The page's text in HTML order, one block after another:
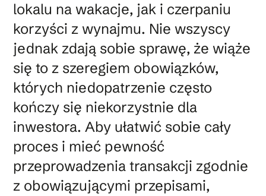
lokalu na wakacje, jak i czerpaniu
korzyści z wynajmu. Nie wszyscy
jednak zdają sobie sprawę, że wiąże
się to z szeregiem obowiązków,
których niedopatrzenie często
kończy się niekorzystnie dla
inwestora. Aby ułatwić sobie cały
proces i mieć pewność
przeprowadzenia transakcji zgodnie
z obowiązującymi przepisami,